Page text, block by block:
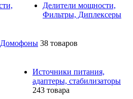
Делители мощности,
Фильтры, Диплексеры
Домофоны 38 товаров
Источники питания,
адаптеры, стабилизаторы
243 товара